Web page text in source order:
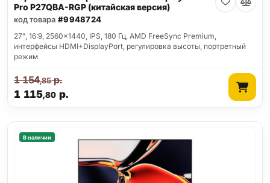
Pro P27QBA-RGP (китайская версия)
код товара #9948724
27", 16:9, 2560x1440, IPS, 180 Гц, AMD FreeSync Premium,
интерфейсы HDMI+DisplayPort, регулировка высоты, портретный
режим
1 115,80 р.
1 154,85р.
В наличии